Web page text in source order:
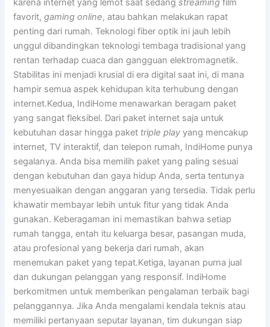
karena internet yang lemot saat sedangstreaming film
favorit,gaming online, atau bahkan melakukan rapat
penting dari rumah. Teknologi fiber optik ini jauh lebih
unggul dibandingkan teknologi tembaga tradisional yang
rentan terhadap cuaca dan gangguan elektromagnetik.
Stabilitas ini menjadi krusial di era digital saat ini, di mana
hampir semua aspek kehidupan kita terhubung dengan
internet.Kedua, IndiHome menawarkan beragam paket
yang sangat fleksibel. Dari paket internet saja untuk
kebutuhan dasar hingga paket triple play yang mencakup
internet, TV interaktif, dan telepon rumah, IndiHome punya
segalanya. Anda bisa memilih paket yang paling sesuai
dengan kebutuhan dan gaya hidup Anda, serta tentunya
menyesuaikan dengan anggaran yang tersedia. Tidak perlu
khawatir membayar lebih untuk fitur yang tidak Anda
gunakan. Keberagaman ini memastikan bahwa setiap
rumah tangga, entah itu keluarga besar, pasangan muda,
atau profesional yang bekerja dari rumah, akan
menemukan paket yang tepat.Ketiga, layanan purna jual
dan dukungan pelanggan yang responsif. IndiHome
berkomitmen untuk memberikan pengalaman terbaik bagi
pelanggannya. Jika Anda mengalami kendala teknis atau
memiliki pertanyaan seputar layanan, tim dukungan siap